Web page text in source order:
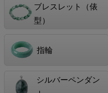
ブレスレット（俵
型）
指輪
シルバーペンダン